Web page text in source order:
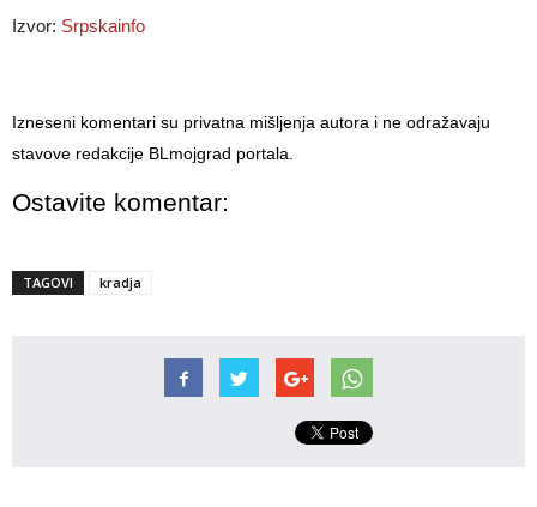
Izvor: Srpskainfo
Izneseni komentari su privatna mišljenja autora i ne odražavaju
stavove redakcije BLmojgrad portala.
Ostavite komentar:
TAGOVI kradja